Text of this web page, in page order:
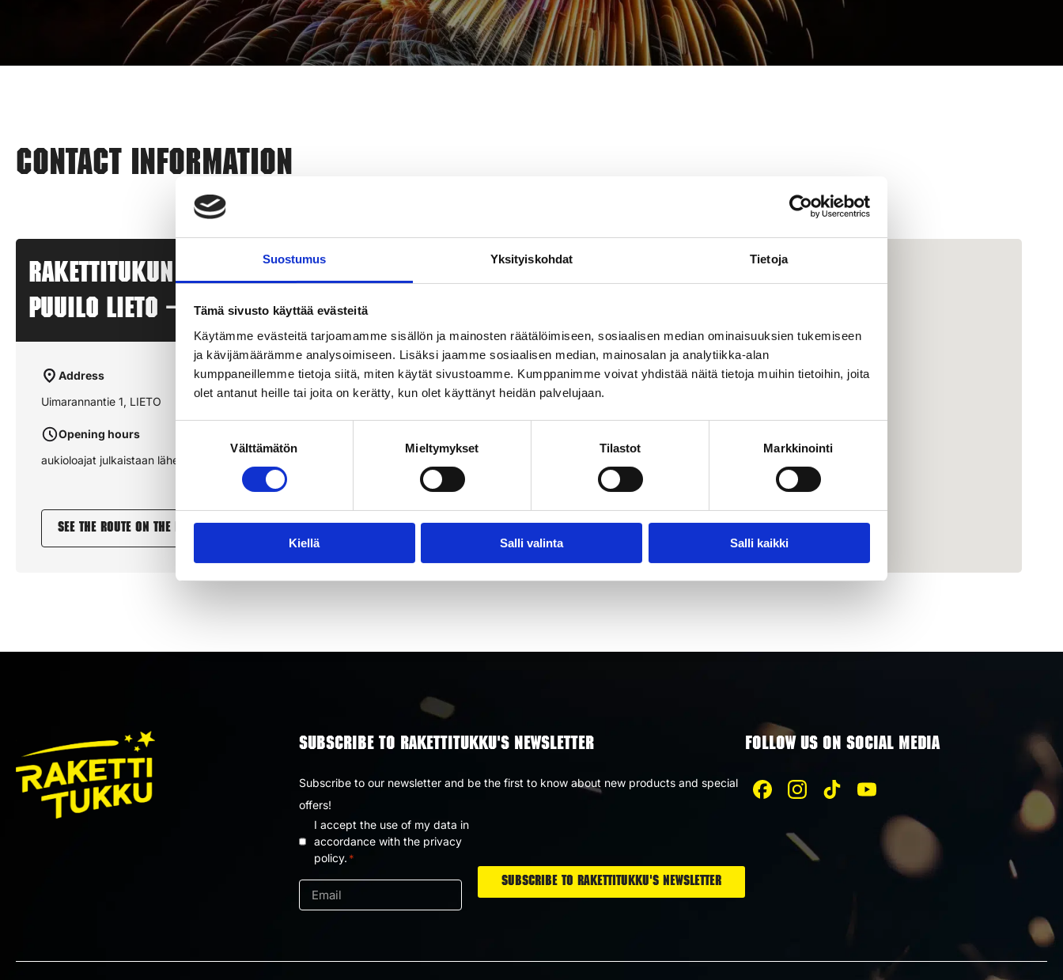
Suostumus Yksityiskohdat Tietoja
Tämä sivusto käyttää evästeitä
Käytämme evästeitä tarjoamamme sisällön ja mainosten räätälöimiseen, sosiaalisen median ominaisuuksien tukemiseen
ja kävijämäärämme analysoimiseen. Lisäksi jaamme sosiaalisen median, mainosalan ja analytiikka-alan
kumppaneillemme tietoja siitä, miten käytät sivustoamme. Kumppanimme voivat yhdistää näitä tietoja muihin tietoihin, joita
olet antanut heille tai joita on kerätty, kun olet käyttänyt heidän palvelujaan.
Välttämätön Mieltymykset Tilastot Markkinointi
Kiellä Salli valinta Salli kaikki
Contact information
Rakettitukun myyntipiste –
PUUILO LIETO – LIETO
Address
Uimarannantie 1, LIETO
Opening hours
aukioloajat julkaistaan lähempänä sesonkia
See the route on the map
SUBSCRIBE TO RAKETTITUKKU'S NEWSLETTER
Subscribe to our newsletter and be the first to know about new products and special
offers!
Privacy
policy
*
I accept the use of my data in
accordance with the privacy
policy. *
Email
FOLLOW US ON SOCIAL MEDIA